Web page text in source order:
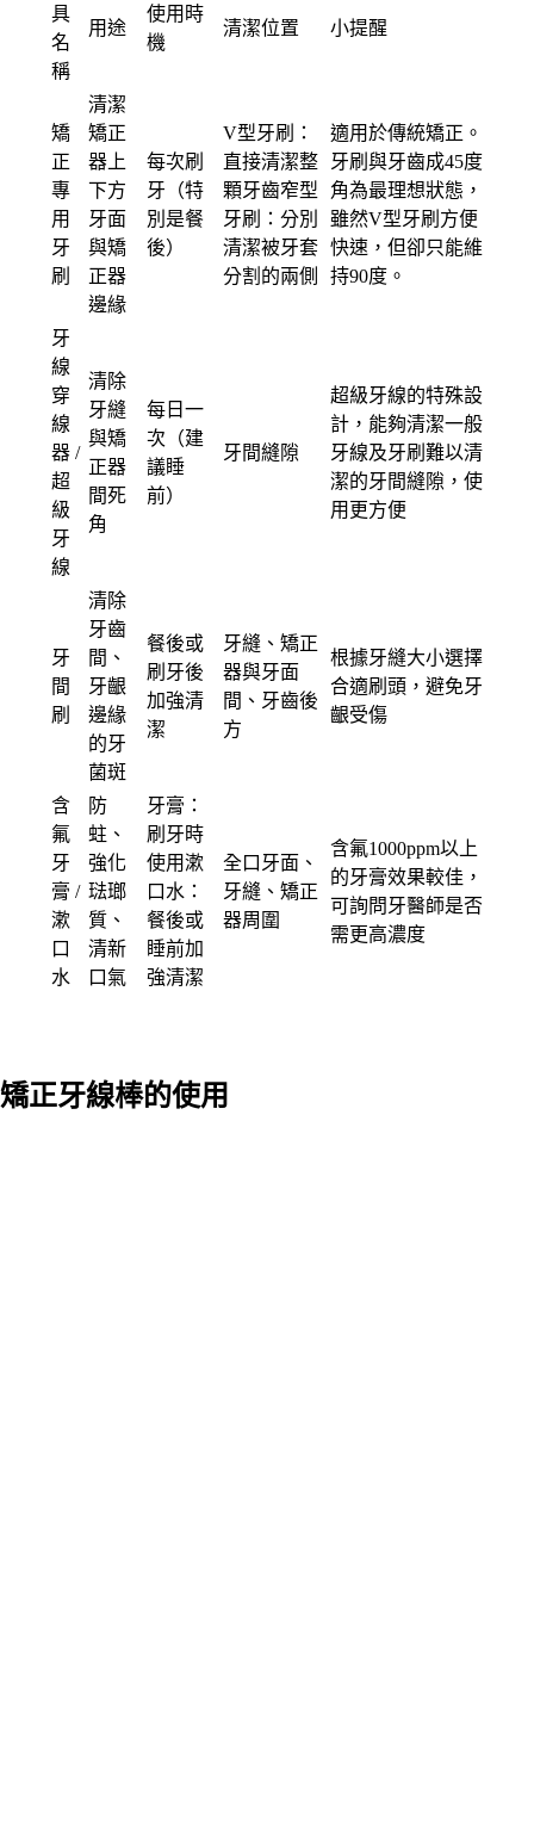
具
名
稱
用途
使用時
機
清潔位置 小提醒
矯
正
專
用
牙
刷
清潔
矯正
器上
下方
牙面
與矯
正器
邊緣
每次刷
牙（特
別是餐
後）
V型牙刷：
直接清潔整
顆牙齒窄型
牙刷：分別
清潔被牙套
分割的兩側
適用於傳統矯正。
牙刷與牙齒成45度
角為最理想狀態，
雖然V型牙刷方便
快速，但卻只能維
持90度。
牙
線
穿
線
器 /
超
級
牙
線
清除
牙縫
與矯
正器
間死
角
每日一
次（建
議睡
前）
牙間縫隙
超級牙線的特殊設
計，能夠清潔一般
牙線及牙刷難以清
潔的牙間縫隙，使
用更方便
牙
間
刷
清除
牙齒
間、
牙齦
邊緣
的牙
菌斑
餐後或
刷牙後
加強清
潔
牙縫、矯正
器與牙面
間、牙齒後
方
根據牙縫大小選擇
合適刷頭，避免牙
齦受傷
含
氟
牙
膏 /
漱
口
水
防
蛀、
強化
琺瑯
質、
清新
口氣
牙膏：
刷牙時
使用漱
口水：
餐後或
睡前加
強清潔
全口牙面、
牙縫、矯正
器周圍
含氟1000ppm以上
的牙膏效果較佳，
可詢問牙醫師是否
需更高濃度
矯正牙線棒的使用